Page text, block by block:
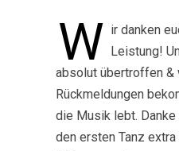
W ir danken
Leistung!
absolut übertroffen &
Rückmeldungen
die Musik lebt.
den ersten Tanz